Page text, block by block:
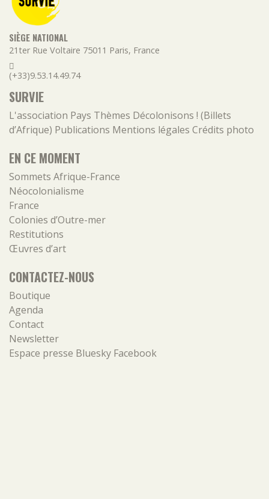
SIÈGE NATIONAL
21ter Rue Voltaire 75011 Paris, France
(+33)9.53.14.49.74
SURVIE
L'association Pays Thèmes Décolonisons ! (Billets
d’Afrique) Publications Mentions légales Crédits photo
EN CE MOMENT
Sommets Afrique-France
Néocolonialisme
France
Colonies d’Outre-mer
Restitutions
Œuvres d’art
CONTACTEZ-NOUS
Boutique
Agenda
Contact
Newsletter
Espace presse Bluesky Facebook